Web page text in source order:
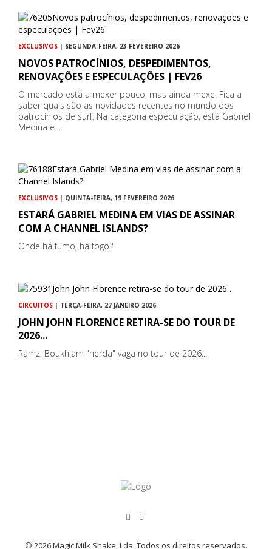
EXCLUSIVOS | SEGUNDA-FEIRA, 23 FEVEREIRO 2026
NOVOS PATROCÍNIOS, DESPEDIMENTOS,
RENOVAÇÕES E ESPECULAÇÕES | FEV26
O mercado está a mexer pouco, mas ainda mexe. Fica a
saber quais são as novidades recentes no mundo dos
patrocínios de surf. Na categoria especulação, está Gabriel
Medina e…
EXCLUSIVOS | QUINTA-FEIRA, 19 FEVEREIRO 2026
ESTARÁ GABRIEL MEDINA EM VIAS DE ASSINAR
COM A CHANNEL ISLANDS?
Onde há fumo, há fogo?
CIRCUITOS | TERÇA-FEIRA, 27 JANEIRO 2026
JOHN JOHN FLORENCE RETIRA-SE DO TOUR DE
2026...
Ramzi Boukhiam "herda" vaga no tour de 2026...
© 2026 Magic Milk Shake, Lda. Todos os direitos reservados.